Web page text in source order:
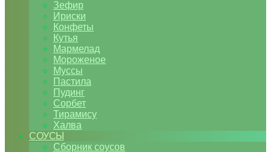
Зефир
Ириски
Конфеты
Кутья
Мармелад
Мороженое
Муссы
Пастила
Пудинг
Сорбет
Тирамису
Халва
СОУСЫ
Сборник соусов